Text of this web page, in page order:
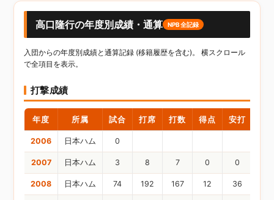
高口隆行の年度別成績・通算 NPB全記録
入団からの年度別成績と通算記録 (移籍履歴を含む)。 横スクロール
で全項目を表示。
打撃成績
年度 所属 試合 打席 打数 得点 安打
2006 日本ハム 0
2007 日本ハム 3 8 7 0 0
2008 日本ハム 74 192 167 12 36